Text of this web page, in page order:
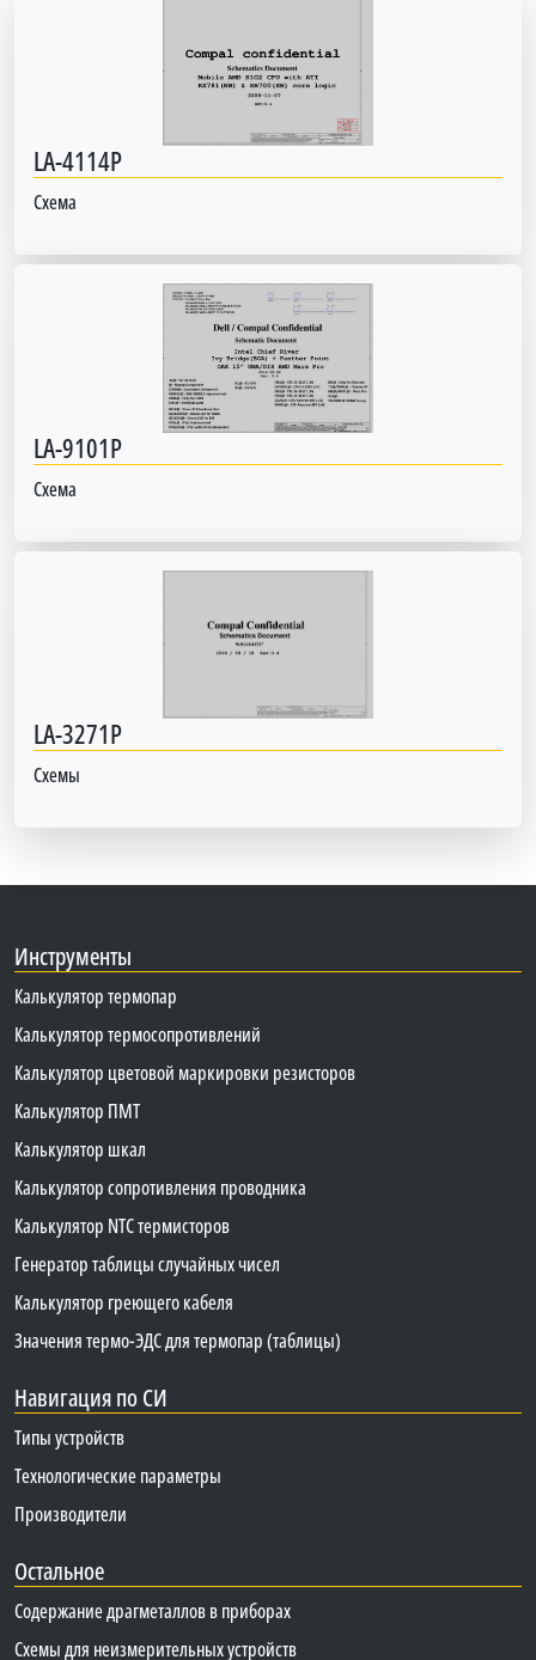
LA-4114P
Схема
LA-9101P
Схема
LA-3271P
Схемы
Инструменты
Калькулятор термопар
Калькулятор термосопротивлений
Калькулятор цветовой маркировки резисторов
Калькулятор ПМТ
Калькулятор шкал
Калькулятор сопротивления проводника
Калькулятор NTC термисторов
Генератор таблицы случайных чисел
Калькулятор греющего кабеля
Значения термо-ЭДС для термопар (таблицы)
Навигация по СИ
Типы устройств
Технологические параметры
Производители
Остальное
Содержание драгметаллов в приборах
Схемы для неизмерительных устройств